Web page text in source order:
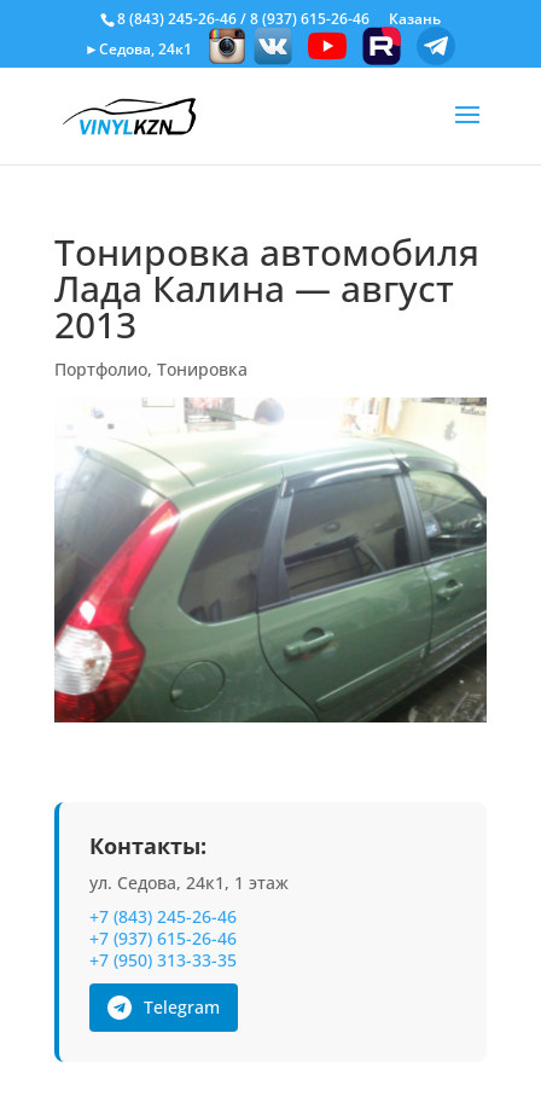
8 (843) 245-26-46/8 (937) 615-26-46
Казань
►Седова, 24к1
Тонировка автомобиля
Лада Калина — август
2013
Портфолио, Тонировка
Контакты:
ул. Седова, 24к1, 1 этаж
+7 (843) 245-26-46
+7 (937) 615-26-46
+7 (950) 313-33-35
Telegram